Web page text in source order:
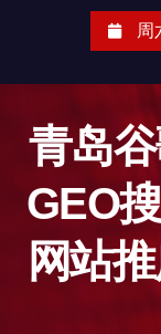
周
青岛
GEO
网站